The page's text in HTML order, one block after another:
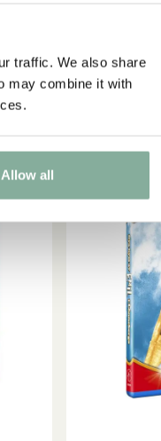
traffic. We also share
may combine it with
Allow all
av 6 DVD Ronja